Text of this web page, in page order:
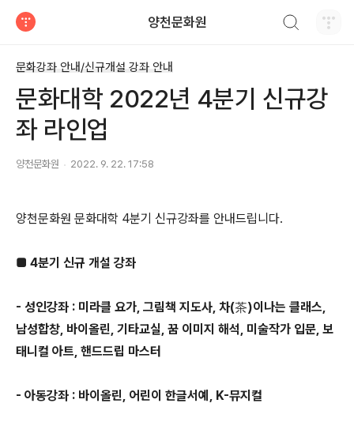
양천문화원
문화강좌 안내/신규개설 강좌 안내
문화대학 2022년 4분기 신규강
좌 라인업
양천문화원 2022. 9. 22. 17:58
양천문화원 문화대학 4분기 신규강좌를 안내드립니다.
■ 4분기 신규 개설 강좌
- 성인강좌 : 미라클 요가, 그림책 지도사, 차(茶)이나는 클래스,
남성합창, 바이올린, 기타교실, 꿈 이미지 해석, 미술작가 입문, 보
태니컬 아트, 핸드드립 마스터
- 아동강좌 : 바이올린, 어린이 한글서예, K-뮤지컬